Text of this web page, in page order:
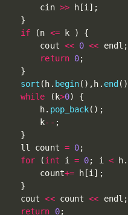
        cin
>> h [i ] ;
}
if
(n <= k )
{
        cout
<< 0 << endl ;
return 0;
}
sort ( h . begin( ) , h . end ( )
while
( k>0)
{
        h
. pop_back( ) ;
        k
-- ;
}
    ll count
= 0;
for
(int i = 0; i < h.
        count
+= h [i ] ;
}
    cout
<< count << endl ;
return
0;